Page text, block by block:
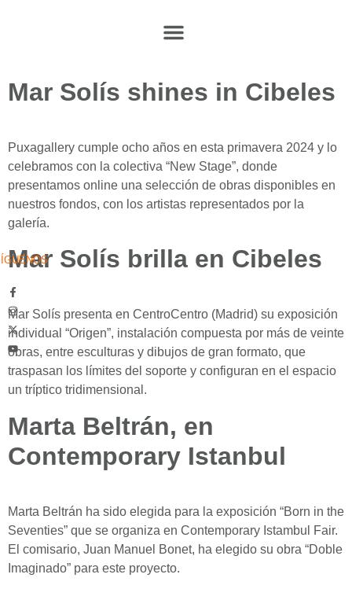
Mar Solís shines in Cibeles
Puxagallery cumple ocho años en esta primavera 2024 y lo
celebramos con la colectiva “New Stage”, donde
presentamos online una selección de obras disponibles en
nuestros fondos, con los artistas representados por la
galería.
Mar Solís brilla en Cibeles
Mar Solís presenta en CentroCentro (Madrid) su exposición
individual “Origen”, instalación compuesta por más de veinte
obras, entre esculturas y dibujos de gran formato, que
traspasan los límites del soporte y configuran en el espacio
un tríptico tridimensional.
Marta Beltrán, en
Contemporary Istanbul
Marta Beltrán ha sido elegida para la exposición “Born in the
Seventies” que se organiza en Contemporary Istambul Fair.
El comisario, Juan Manuel Bonet, ha elegido su obra “Doble
Imaginado” para este proyecto.